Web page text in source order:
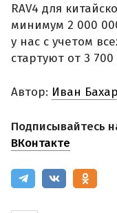
RAV4 для
минимум 2 000
у нас с учетом
стартуют от 3
Автор: Иван
Подписывайтесь
ВКонтакте